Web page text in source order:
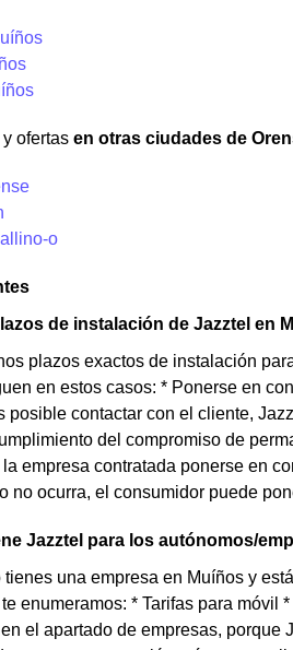
ofertas en otras ciudades de
o
de instalación de Jazztel en
plazos exactos de instalación
en estos casos: * Ponerse en
posible contactar con el cliente,
del compromiso de
empresa contratada ponerse en
no ocurra, el consumidor puede
Jazztel para los autónomos/
tienes una empresa en Muíños y
enumeramos: * Tarifas para móvil
el apartado de empresas,